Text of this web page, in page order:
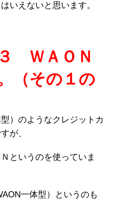
いえないと思います。
ＷＡＯＮ
（その１の
）のようなクレジットカ
が、
というのを使っていま
一体型）というのも